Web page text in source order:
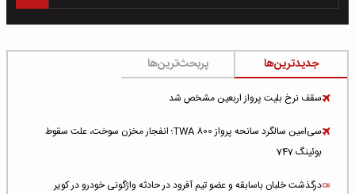
جدیدترین‌ها پربحث‌ترین‌ها
سقف نرخ بلیت پرواز اربعین مشخص شد
سی‌امین سالگرد سانحه پرواز TWA 800؛ انفجار مخزن سوخت، علت سقوط
بوئینگ 747
درگذشت خلبان باسابقه و عضو تیم آفرود در حادثه واژگونی خودرو در کویر